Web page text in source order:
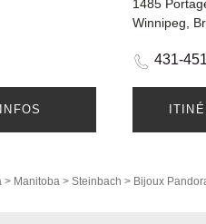
INFOS
1485
Winnipeg,
431-
> Manitoba > Steinbach > Bijoux